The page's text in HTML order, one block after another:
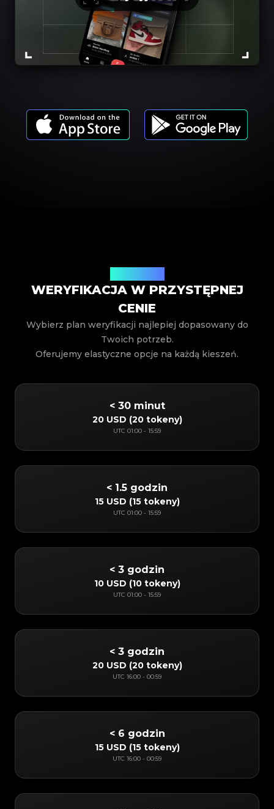
WERYFIKACJA W PRZYSTĘPNEJ
CENIE
Wybierz plan weryfikacji najlepiej dopasowany do
Twoich potrzeb.
Oferujemy elastyczne opcje na każdą kieszeń.
< 30 minut
20 USD (20 tokeny)
UTC 01:00 - 15:59
< 1.5 godzin
15 USD (15 tokeny)
UTC 01:00 - 15:59
< 3 godzin
10 USD (10 tokeny)
UTC 01:00 - 15:59
< 3 godzin
20 USD (20 tokeny)
UTC 16:00 - 00:59
< 6 godzin
15 USD (15 tokeny)
UTC 16:00 - 00:59